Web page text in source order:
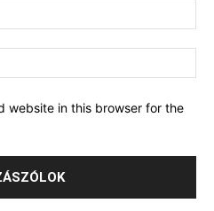
website in this browser for the